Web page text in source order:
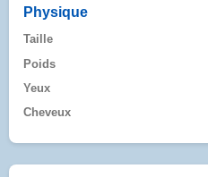
Physique
Taille
Poids
Yeux
Cheveux